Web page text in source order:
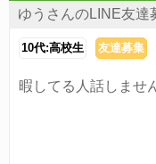
ゆうさんのLINE友達
10代:高校生 友達募集
暇してる人話しませ